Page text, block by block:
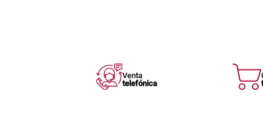
Venta
telefónica